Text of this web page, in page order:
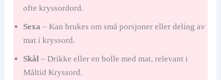
ofte kryssordord.
Sexa – Kan brukes om små porsjoner eller deling av
mat i kryssord.
Skål– Drikke eller en bolle med mat, relevant i
Måltid Kryssord.